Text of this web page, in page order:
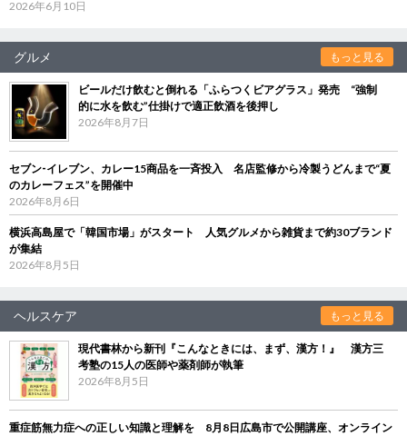
2026年6月10日
グルメ もっと見る
ビールだけ飲むと倒れる「ふらつくビアグラス」発売 “強制
的に水を飲む”仕掛けで適正飲酒を後押し
2026年8月7日
セブン‐イレブン、カレー15商品を一斉投入 名店監修から冷製うどんまで“夏
のカレーフェス”を開催中
2026年8月6日
横浜高島屋で「韓国市場」がスタート 人気グルメから雑貨まで約30ブランド
が集結
2026年8月5日
ヘルスケア もっと見る
現代書林から新刊『こんなときには、まず、漢方！』 漢方三
考塾の15人の医師や薬剤師が執筆
2026年8月5日
重症筋無力症への正しい知識と理解を 8月8日広島市で公開講座、オンライン